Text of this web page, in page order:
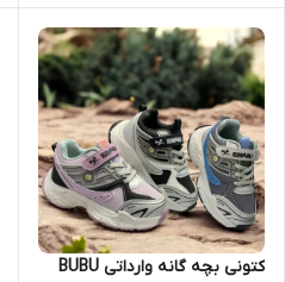
کتونی بچه گانه وارداتی BUBU